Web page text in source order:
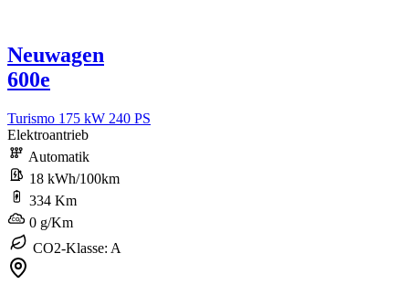
Neuwagen
600e
Turismo 175 kW 240 PS
Elektroantrieb
Automatik
18 kWh/100km
334 Km
0 g/Km
CO2-Klasse: A